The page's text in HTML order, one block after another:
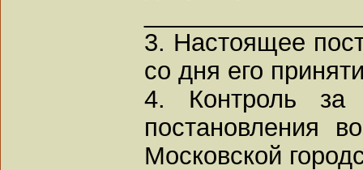
3. Настоящее
со дня его
4. Контроль за
постановления
Московской